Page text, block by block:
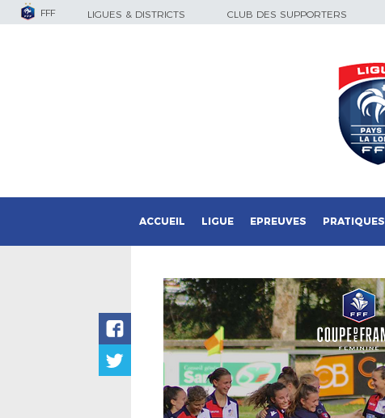
FFF LIGUES & DISTRICTS CLUB DES SUPPORTERS
ACCUEIL LIGUE EPREUVES PRATIQUES